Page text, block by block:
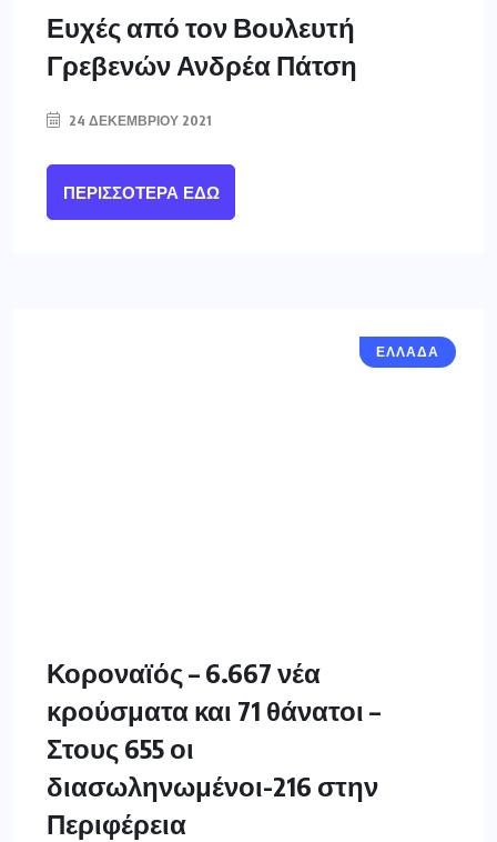
Ευχές από τον Βουλευτή
Γρεβενών Ανδρέα Πάτση
24 ΔΕΚΕΜΒΡΊΟΥ 2021
ΠΕΡΙΣΣΌΤΕΡΑ ΕΔΏ
ΕΛΛΑΔΑ
Κοροναϊός – 6.667 νέα
κρούσματα και 71 θάνατοι –
Στους 655 οι
διασωληνωμένοι-216 στην
Περιφέρεια